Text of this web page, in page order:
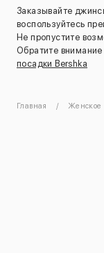
Заказывайте
воспользуйтесь
Не пропустите
Обратите
посадки Bershka
Главная Женское